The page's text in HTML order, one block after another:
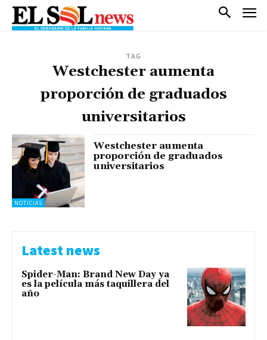
TAG
Westchester aumenta
proporción de graduados
universitarios
NOTICIAS
Westchester aumenta
proporción de graduados
universitarios
Latest news
Spider-Man: Brand New Day ya
es la película más taquillera del
año